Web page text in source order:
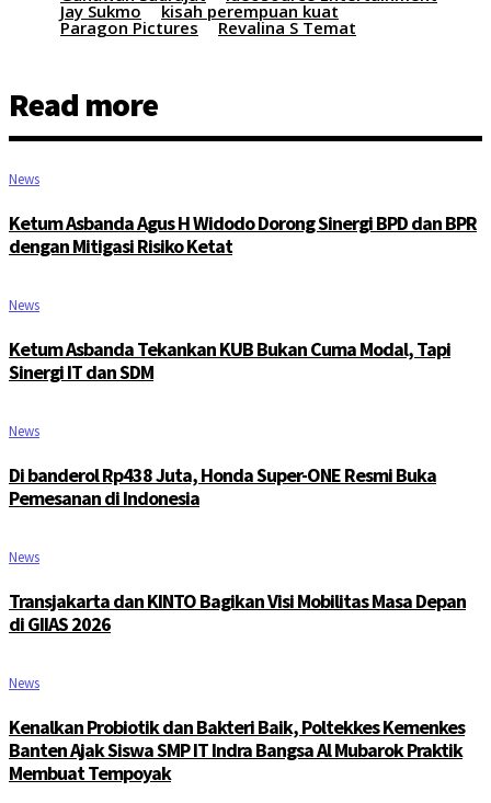
Jay Sukmo kisah perempuan kuat
Paragon Pictures Revalina S Temat
Read more
News
Ketum Asbanda Agus H Widodo Dorong Sinergi BPD dan BPR
dengan Mitigasi Risiko Ketat
News
Ketum Asbanda Tekankan KUB Bukan Cuma Modal, Tapi
Sinergi IT dan SDM
News
Di banderol Rp438 Juta, Honda Super-ONE Resmi Buka
Pemesanan di Indonesia
News
Transjakarta dan KINTO Bagikan Visi Mobilitas Masa Depan
di GIIAS 2026
News
Kenalkan Probiotik dan Bakteri Baik, Poltekkes Kemenkes
Banten Ajak Siswa SMP IT Indra Bangsa Al Mubarok Praktik
Membuat Tempoyak